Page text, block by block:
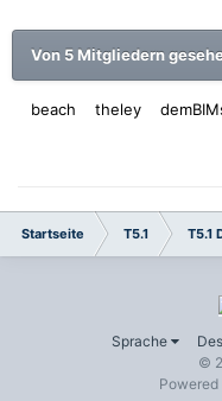
Von 5 Mitgliedern
beach theley
Startseite T5.1 T5.1
Sprache
©